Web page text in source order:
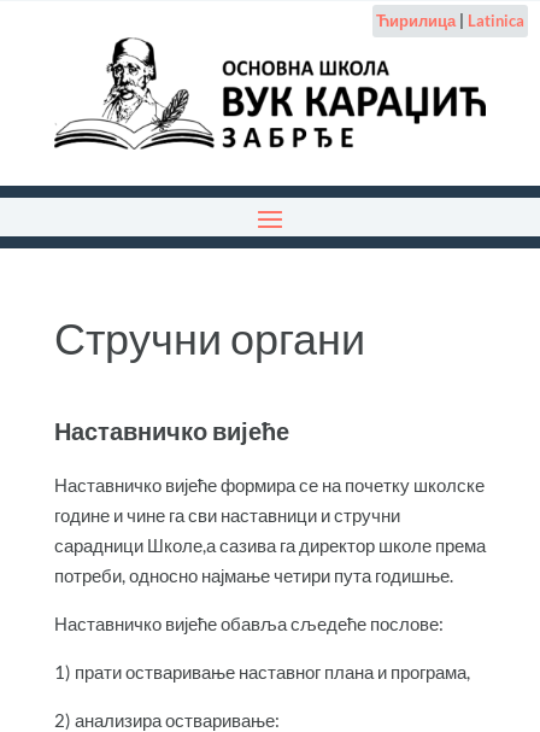
Ћирилица| Latinica
Стручни органи
Наставничко вијеће
Наставничко вијеће формира се на почетку школске
године и чине га сви наставници и стручни
сарадници Школе,а сазива га директор школе према
потреби, односно најмање четири пута годишње.
Наставничко вијеће обавља сљедеће послове:
1) прати остваривање наставног плана и програма,
2) анализира остваривање: